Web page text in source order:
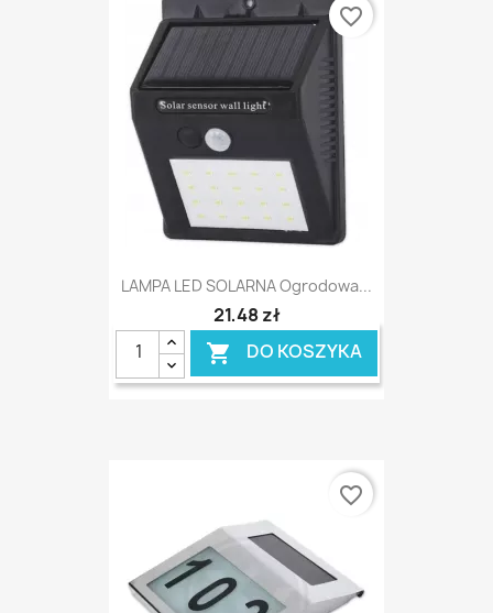
LAMPA LED SOLARNA Ogrodowa...
21,48 zł
 DO KOSZYKA
favorite_border
favorite_border